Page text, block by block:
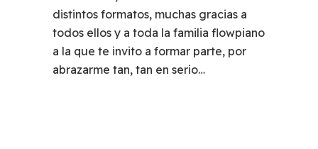
distintos formatos, muchas gracias a
todos ellos y a toda la familia flowpiano
a la que te invito a formar parte, por
abrazarme tan, tan en serio…